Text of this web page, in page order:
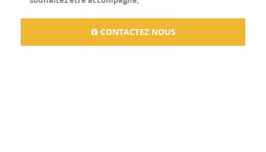
CONTACTEZ NOUS